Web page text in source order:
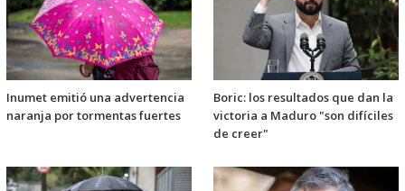
Inumet emitió una advertencia
naranja por tormentas fuertes
Boric: los resultados que dan la
victoria a Maduro "son difíciles
de creer"